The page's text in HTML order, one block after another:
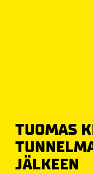
TUOMAS
JÄLKEEN